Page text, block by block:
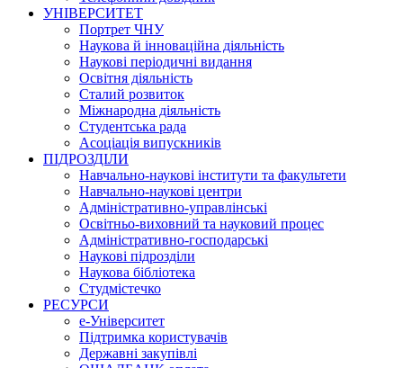
УНІВЕРСИТЕТ
Портрет ЧНУ
Наукова й інноваційна діяльність
Наукові періодичні видання
Освітня діяльність
Сталий розвиток
Міжнародна діяльність
Студентська рада
Асоціація випускників
ПІДРОЗДІЛИ
Навчально-наукові інститути та факультети
Навчально-наукові центри
Адміністративно-управлінські
Освітньо-виховний та науковий процес
Адміністративно-господарські
Наукові підрозділи
Наукова бібліотека
Студмістечко
РЕСУРСИ
е-Університет
Підтримка користувачів
Державні закупівлі